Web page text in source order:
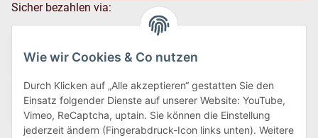
Wie wir Cookies & Co nutzen
Durch Klicken auf „Alle akzeptieren“ gestatten Sie den
Einsatz folgender Dienste auf unserer Website: YouTube,
Vimeo, ReCaptcha, uptain. Sie können die Einstellung
jederzeit ändern (Fingerabdruck-Icon links unten). Weitere
Sicher bezahlen via: